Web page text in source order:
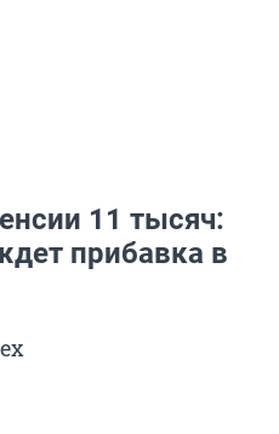
11 тысяч:
прибавка в